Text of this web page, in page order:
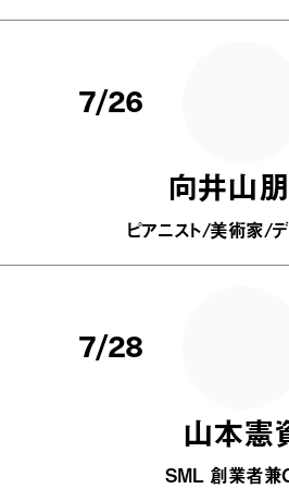
7/26
向井山
ピアニスト/美術家/デ
7/28
山本憲
SML 創業者兼